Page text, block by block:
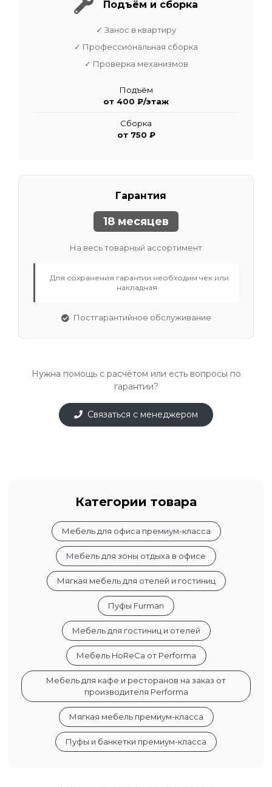
Подъём и сборка
✓ Занос в квартиру
✓ Профессиональная сборка
✓ Проверка механизмов
Подъём
от 400 ₽/этаж
Сборка
от 750 ₽
Гарантия
18 месяцев
На весь товарный ассортимент
Для сохранения гарантии необходим чек или
накладная
Постгарантийное обслуживание
Нужна помощь с расчётом или есть вопросы по
гарантии?
Связаться с менеджером
Категории товара
Мебель для офиса премиум-класса
Мебель для зоны отдыха в офисе
Мягкая мебель для отелей и гостиниц
Пуфы Furman
Мебель для гостиниц и отелей
Мебель HoReCa от Performa
Мебель для кафе и ресторанов на заказ от
производителя Performa
Мягкая мебель премиум-класса
Пуфы и банкетки премиум-класса